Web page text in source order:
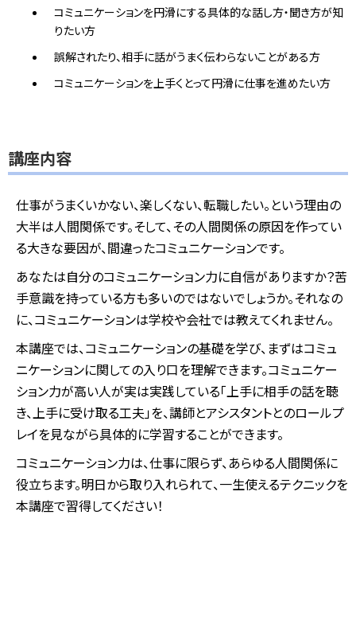
コミュニケーションを円滑にする具体的な話し方・聞き方が知
りたい方
誤解されたり、相手に話がうまく伝わらないことがある方
コミュニケーションを上手くとって円滑に仕事を進めたい方
講座内容
仕事がうまくいかない、楽しくない、転職したい。という理由の
大半は人間関係です。そして、その人間関係の原因を作ってい
る大きな要因が、間違ったコミュニケーションです。
あなたは自分のコミュニケーション力に自信がありますか？苦
手意識を持っている方も多いのではないでしょうか。それなの
に、コミュニケーションは学校や会社では教えてくれません。
本講座では、コミュニケーションの基礎を学び、まずはコミュ
ニケーションに関しての入り口を理解できます。コミュニケー
ション力が高い人が実は実践している「上手に相手の話を聴
き、上手に受け取る工夫」を、講師とアシスタントとのロールプ
レイを見ながら具体的に学習することができます。
コミュニケーション力は、仕事に限らず、あらゆる人間関係に
役立ちます。明日から取り入れられて、一生使えるテクニックを
本講座で習得してください！